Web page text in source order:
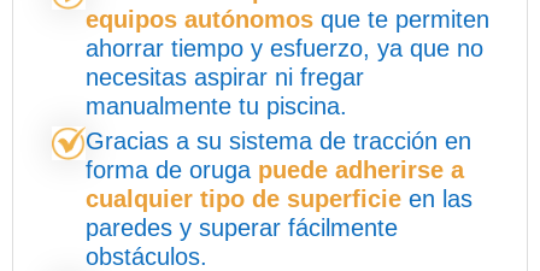
equipos autónomos que te permiten
ahorrar tiempo y esfuerzo, ya que no
necesitas aspirar ni fregar
manualmente tu piscina.
Gracias a su sistema de tracción en
forma de oruga puede adherirse a
cualquier tipo de superficie en las
paredes y superar fácilmente
obstáculos.